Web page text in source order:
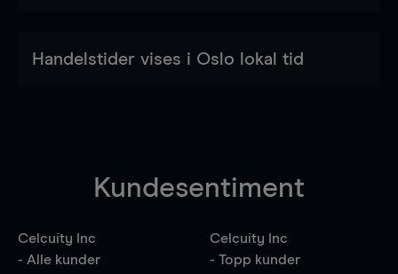
Handelstider vises i Oslo lokal tid
Kundesentiment
Celcuity Inc
- Alle kunder
Celcuity Inc
- Topp kunder